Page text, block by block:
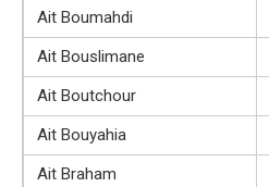
Ait Boumahdi
Ait Bouslimane
Ait Boutchour
Ait Bouyahia
Ait Braham